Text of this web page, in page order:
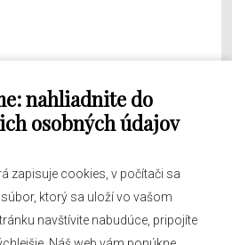
nahliadnite do
osobných údajov
zapisuje cookies, v počítači sa
ktorý sa uloží vo vašom
navštívite nabudúce, pripojíte